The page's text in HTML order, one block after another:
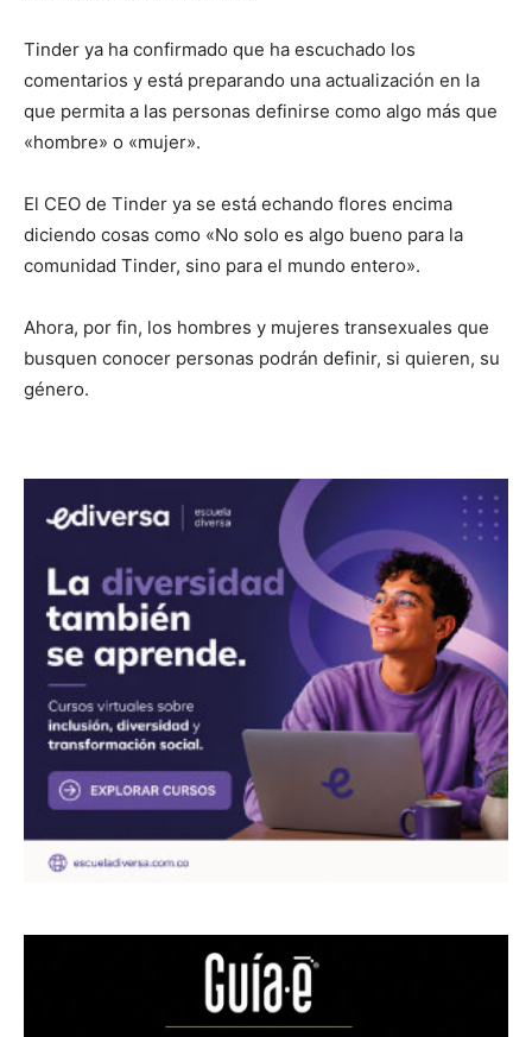
Tinder ya ha confirmado que ha escuchado los
comentarios y está preparando una actualización en la
que permita a las personas definirse como algo más que
«hombre» o «mujer».
El CEO de Tinder ya se está echando flores encima
diciendo cosas como «No solo es algo bueno para la
comunidad Tinder, sino para el mundo entero».
Ahora, por fin, los hombres y mujeres transexuales que
busquen conocer personas podrán definir, si quieren, su
género.